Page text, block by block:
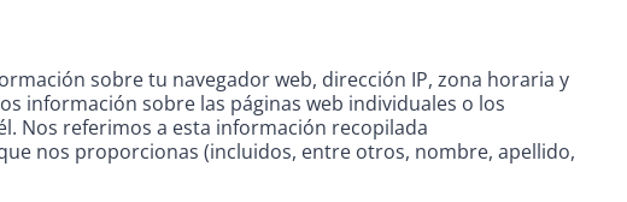
sobre tu navegador web, dirección IP, zona horaria y
información sobre las páginas web individuales o los
Nos referimos a esta información recopilada
nos proporcionas (incluidos, entre otros, nombre, apellido,